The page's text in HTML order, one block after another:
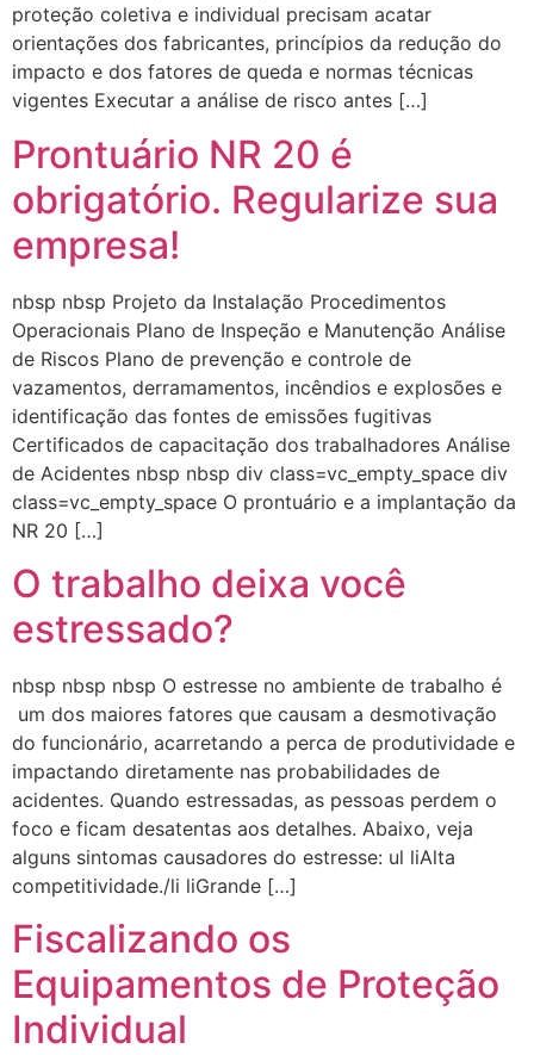
proteção coletiva e individual precisam acatar
orientações dos fabricantes, princípios da redução do
impacto e dos fatores de queda e normas técnicas
vigentes Executar a análise de risco antes […]
Prontuário NR 20 é
obrigatório. Regularize sua
empresa!
nbsp nbsp Projeto da Instalação Procedimentos
Operacionais Plano de Inspeção e Manutenção Análise
de Riscos Plano de prevenção e controle de
vazamentos, derramamentos, incêndios e explosões e
identificação das fontes de emissões fugitivas
Certificados de capacitação dos trabalhadores Análise
de Acidentes nbsp nbsp div class=vc_empty_space div
class=vc_empty_space O prontuário e a implantação da
NR 20 […]
O trabalho deixa você
estressado?
nbsp nbsp nbsp O estresse no ambiente de trabalho é
um dos maiores fatores que causam a desmotivação
do funcionário, acarretando a perca de produtividade e
impactando diretamente nas probabilidades de
acidentes. Quando estressadas, as pessoas perdem o
foco e ficam desatentas aos detalhes. Abaixo, veja
alguns sintomas causadores do estresse: ul liAlta
competitividade./li liGrande […]
Fiscalizando os
Equipamentos de Proteção
Individual